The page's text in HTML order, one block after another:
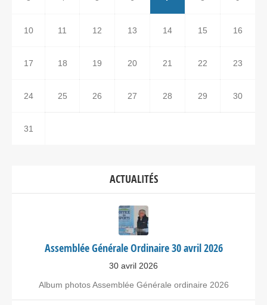
10 11 12 13 14 15 16
17 18 19 20 21 22 23
24 25 26 27 28 29 30
31
ACTUALITÉS
Assemblée Générale Ordinaire 30 avril 2026
30 avril 2026
Album photos Assemblée Générale ordinaire 2026